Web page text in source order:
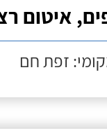
איטום
זפת חם